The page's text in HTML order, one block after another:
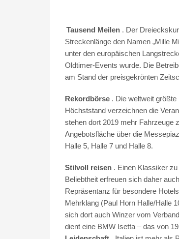
Tausend Meilen . Der
Streckenlänge den Namen „Mille
unter den europäischen
Oldtimer-Events wurde. Die
am Stand der preisgekrönten
Rekordbörse . Die weltweit
Höchststand verzeichnen die
stehen dort 2019 mehr Fahrzeuge
Angebotsfläche über die
Halle 5, Halle 7 und Halle 8.
Stilvoll reisen . Einen Klassiker
Beliebtheit erfreuen sich daher
Repräsentanz für besondere
Mehrklang (Paul Horn Halle/Halle
sich dort auch Winzer vom
dient eine BMW Isetta – das von